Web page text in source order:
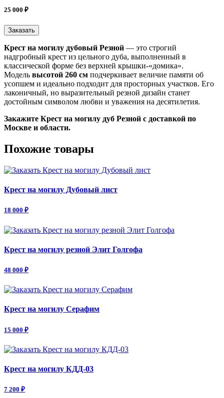
25 000 ₽
Заказать
Крест на могилу дубовый Резной — это строгий
надгробный крест из цельного дуба, выполненный в
классической форме без верхней крышки-«домика».
Модель высотой 260 см подчеркивает величие памяти об
усопшем и идеально подходит для просторных участков. Его
лаконичный, но выразительный резной дизайн станет
достойным символом любви и уважения на десятилетия.
Закажите Крест на могилу дуб Резной c доставкой по
Москве и области.
Похожие товары
Крест на могилу Дубовый лист
18 000 ₽
Крест на могилу резной Элит Голгофа
48 000 ₽
Крест на могилу Серафим
15 000 ₽
Крест на могилу КДД-03
7 200 ₽